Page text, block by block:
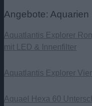
Angebote: Aquarien
Aquatlantis Explorer
mit LED & Innenfilter
Aquatlantis Explorer
Aquael Hexa 60